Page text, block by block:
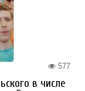
577
в числе